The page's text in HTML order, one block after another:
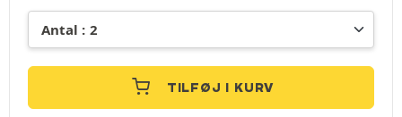
TILFØJ I KURV